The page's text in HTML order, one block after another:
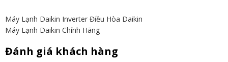
Máy Lạnh Daikin Inverter Điều Hòa Daikin
Máy Lạnh Daikin Chính Hãng
Đánh giá khách hàng